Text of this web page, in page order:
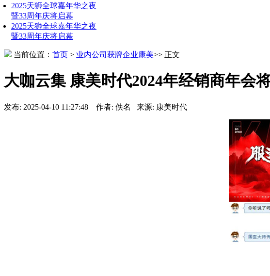
2025天狮全球嘉年华之夜
暨33周年庆将启幕
2025天狮全球嘉年华之夜
暨33周年庆将启幕
当前位置： 首页 > 业内公司 获牌企业康美>> 正文
大咖云集 康美时代2024年经销商年会
发布: 2025-04-10 11:27:48 作者: 佚名 来源: 康美时代